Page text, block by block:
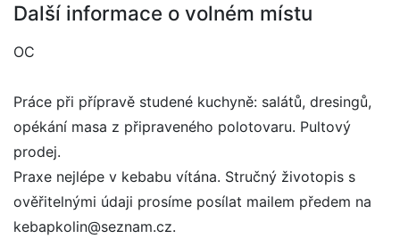
Další informace o volném místu
OC
Práce při přípravě studené kuchyně: salátů, dresingů,
opékání masa z připraveného polotovaru. Pultový
prodej.
Praxe nejlépe v kebabu vítána. Stručný životopis s
ověřitelnými údaji prosíme posílat mailem předem na
kebapkolin@seznam.cz.